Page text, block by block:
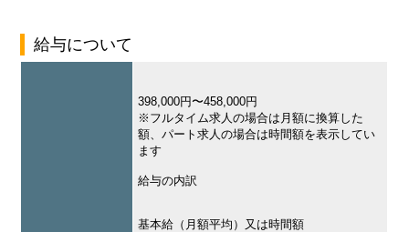
給与について
398,000円〜458,000円
※フルタイム求人の場合は月額に換算した
額、パート求人の場合は時間額を表示してい
ます
給与の内訳
基本給（月額平均）又は時間額